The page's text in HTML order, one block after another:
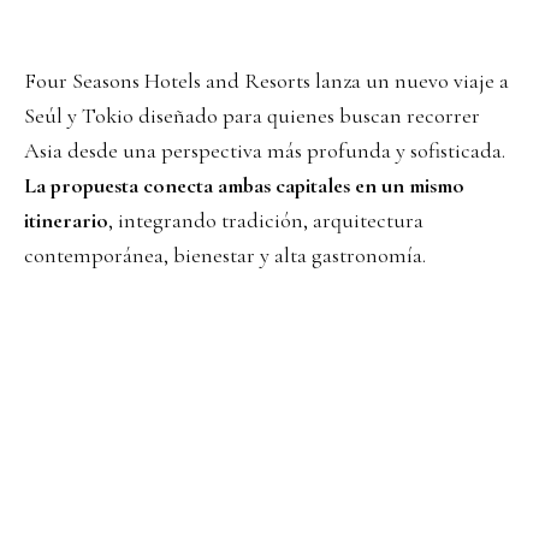
Four Seasons Hotels and Resorts lanza un nuevo viaje a
Seúl y Tokio diseñado para quienes buscan recorrer
Asia desde una perspectiva más profunda y sofisticada.
La propuesta conecta ambas capitales en un mismo
itinerario, integrando tradición, arquitectura
contemporánea, bienestar y alta gastronomía.